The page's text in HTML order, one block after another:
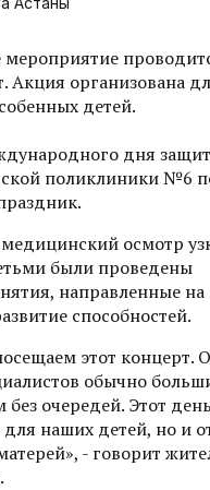
Акция организована
детей.
дня
поликлиники №6
осмотр
были проведены
направленные на
способностей.
этот концерт.
обычно
очередей. Этот
наших детей, но и
- говорит